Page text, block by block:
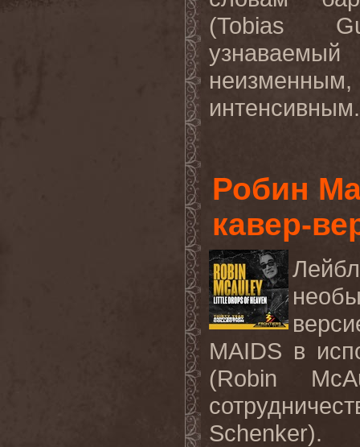
(Tobias
неизменным,
Робин
кавер-
MAIDS в
(Robin
Schenker).